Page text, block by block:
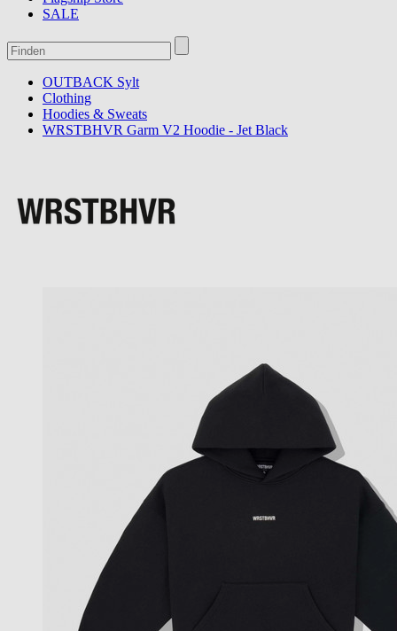
SALE
OUTBACK Sylt
Clothing
Hoodies & Sweats
WRSTBHVR Garm V2 Hoodie - Jet Black